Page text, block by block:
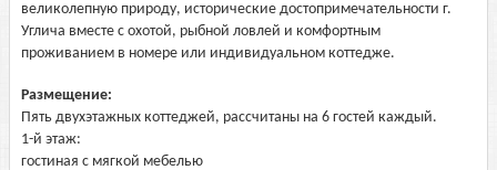
великолепную природу, исторические достопримечательности г.
Углича вместе с охотой, рыбной ловлей и комфортным
проживанием в номере или индивидуальном коттедже.
Размещение:
Пять двухэтажных коттеджей, рассчитаны на 6 гостей каждый.
1-й этаж:
гостиная с мягкой мебелью